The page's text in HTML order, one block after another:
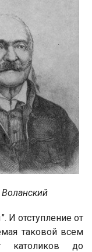
И отступление от
таковой всем
католиков до